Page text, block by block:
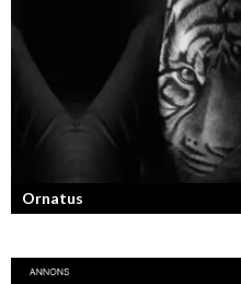
Ornatus
En av svergies mest talangfyllda